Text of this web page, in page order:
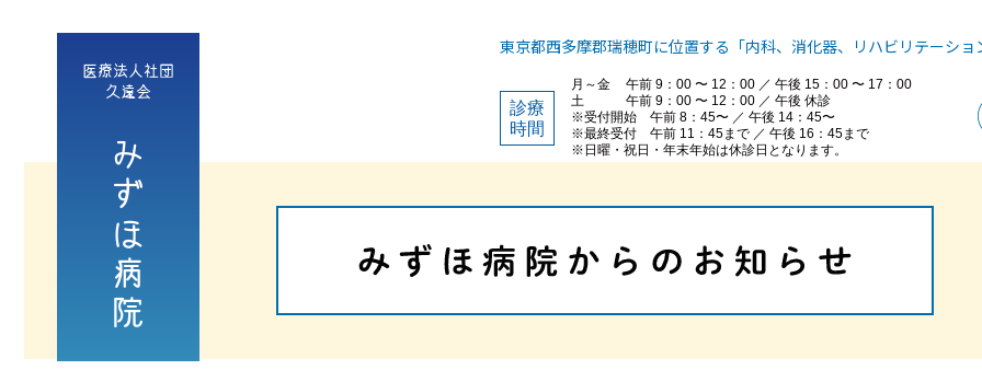
東京都西多摩郡瑞穂町に位置する「内科、消化器、リハビリテーシ
診療
時間
月～金
午前 9：00 〜 12：00 ／ 午後 15：00 〜 17：00
土
午前 9：00 〜 12：00 ／ 午後 休診
※受付開始 午前 8：45〜 ／ 午後 14：45〜
※最終受付 午前 11：45まで ／ 午後 16：45まで
※日曜・祝日・年末年始は休診日となります。
医療法人社団
久遠会
みずほ病院